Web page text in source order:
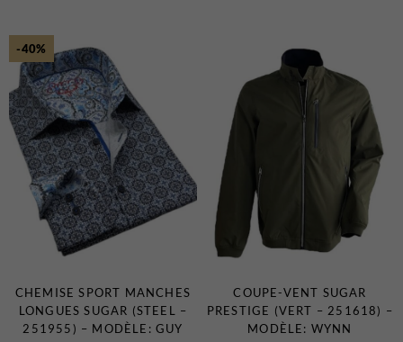
-40%
CHEMISE SPORT MANCHES
LONGUES SUGAR (STEEL –
251955) – MODÈLE: GUY
COUPE-VENT SUGAR
PRESTIGE (VERT – 251618) –
MODÈLE: WYNN